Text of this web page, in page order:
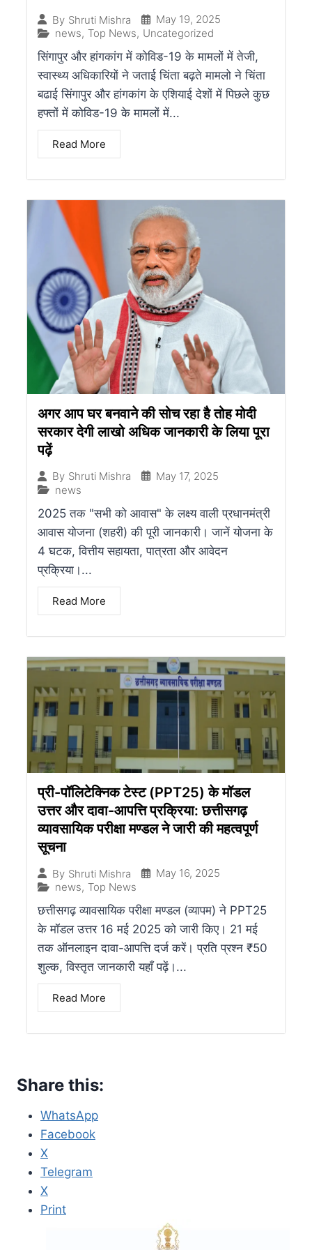
By Shruti Mishra
May 19, 2025
news, Top News, Uncategorized
सिंगापुर और हांगकांग में कोविड-19 के मामलों में तेजी,
स्वास्थ्य अधिकारियों ने जताई चिंता बढ़ते मामलो ने चिंता
बढाई सिंगापुर और हांगकांग के एशियाई देशों में पिछले कुछ
हफ्तों में कोविड-19 के मामलों में...
Read More
अगर आप घर बनवाने की सोच रहा है तोह मोदी
सरकार देगी लाखो अधिक जानकारी के लिया पूरा
पढ़ें
By Shruti Mishra
May 17, 2025
news
2025 तक "सभी को आवास" के लक्ष्य वाली प्रधानमंत्री
आवास योजना (शहरी) की पूरी जानकारी। जानें योजना के
4 घटक, वित्तीय सहायता, पात्रता और आवेदन
प्रक्रिया।...
Read More
प्री-पॉलिटेक्निक टेस्ट (PPT25) के मॉडल
उत्तर और दावा-आपत्ति प्रक्रिया: छत्तीसगढ़
व्यावसायिक परीक्षा मण्डल ने जारी की महत्वपूर्ण
सूचना
By Shruti Mishra
May 16, 2025
news, Top News
छत्तीसगढ़ व्यावसायिक परीक्षा मण्डल (व्यापम) ने PPT25
के मॉडल उत्तर 16 मई 2025 को जारी किए। 21 मई
तक ऑनलाइन दावा-आपत्ति दर्ज करें। प्रति प्रश्न ₹50
शुल्क, विस्तृत जानकारी यहाँ पढ़ें।...
Read More
Share this:
WhatsApp
Facebook
X
Telegram
X
Print